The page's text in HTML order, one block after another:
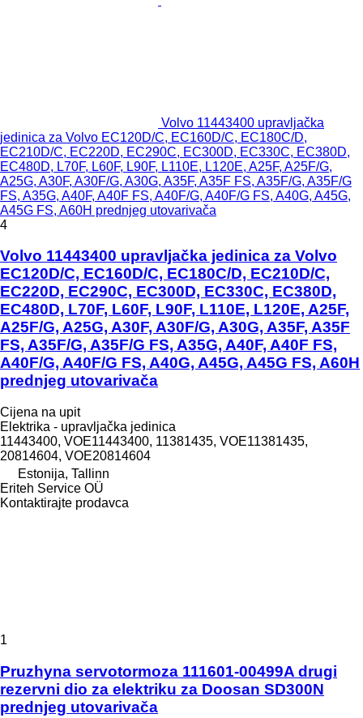
Volvo 11443400 upravljačka
jedinica za Volvo EC120D/C, EC160D/C, EC180C/D,
EC210D/C, EC220D, EC290C, EC300D, EC330C, EC380D,
EC480D, L70F, L60F, L90F, L110E, L120E, A25F, A25F/G,
A25G, A30F, A30F/G, A30G, A35F, A35F FS, A35F/G, A35F/G
FS, A35G, A40F, A40F FS, A40F/G, A40F/G FS, A40G, A45G,
A45G FS, A60H prednjeg utovarivača
4
Volvo 11443400 upravljačka jedinica za Volvo
EC120D/C, EC160D/C, EC180C/D, EC210D/C,
EC220D, EC290C, EC300D, EC330C, EC380D,
EC480D, L70F, L60F, L90F, L110E, L120E, A25F,
A25F/G, A25G, A30F, A30F/G, A30G, A35F, A35F
FS, A35F/G, A35F/G FS, A35G, A40F, A40F FS,
A40F/G, A40F/G FS, A40G, A45G, A45G FS, A60H
prednjeg utovarivača
Cijena na upit
Elektrika - upravljačka jedinica
11443400, VOE11443400, 11381435, VOE11381435,
20814604, VOE20814604
Estonija, Tallinn
Eriteh Service OÜ
Kontaktirajte prodavca
1
Pruzhyna servotormoza 111601-00499A drugi
rezervni dio za elektriku za Doosan SD300N
prednjeg utovarivača